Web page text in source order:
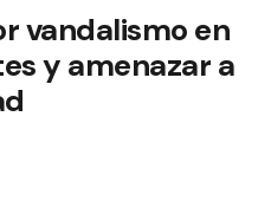
vandalismo en
y amenazar a